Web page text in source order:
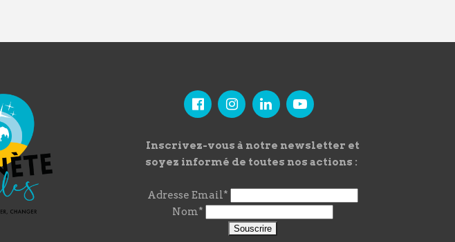
Inscrivez-vous à notre newsletter et
soyez informé de toutes nos actions :
Adresse Email*
Nom*